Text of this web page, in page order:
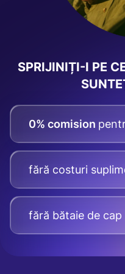
SPRIJINIȚI-I PE
0% comision
fără costuri
fără bătaie de cap